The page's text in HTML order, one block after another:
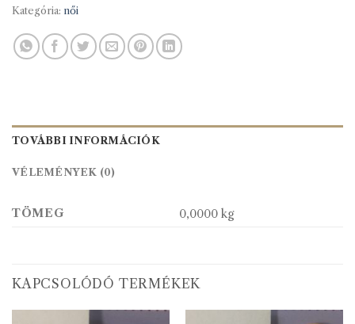
Kategória: női
TOVÁBBI INFORMÁCIÓK
VÉLEMÉNYEK (0)
TÖMEG 0,0000 kg
KAPCSOLÓDÓ TERMÉKEK